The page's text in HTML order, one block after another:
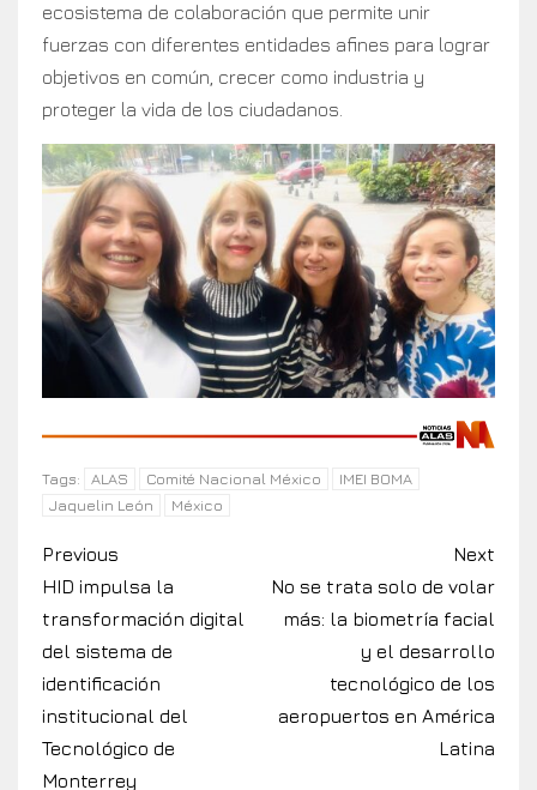
ecosistema de colaboración que permite unir
fuerzas con diferentes entidades afines para lograr
objetivos en común, crecer como industria y
proteger la vida de los ciudadanos.
Tags: ALAS Comité Nacional México
IMEI BOMA
Jaquelin León
México
Previous
HID impulsa la
transformación digital
del sistema de
identificación
institucional del
Tecnológico de
Monterrey
Next
No se trata solo de volar
más: la biometría facial
y el desarrollo
tecnológico de los
aeropuertos en América
Latina